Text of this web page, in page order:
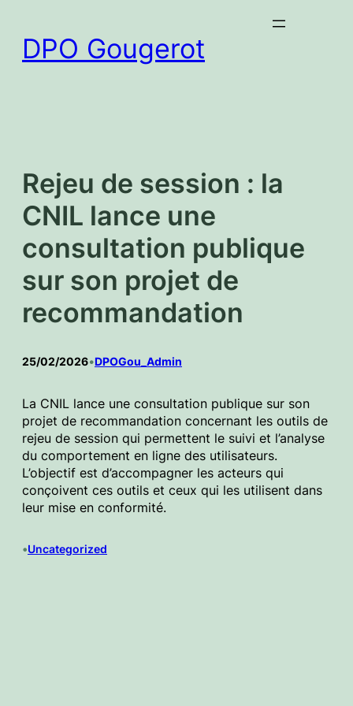
contenu
DPO Gougerot
Rejeu de session : la
CNIL lance une
consultation publique
sur son projet de
recommandation
25/02/2026•DPOGou_Admin
La CNIL lance une consultation publique sur son
projet de recommandation concernant les outils de
rejeu de session qui permettent le suivi et l’analyse
du comportement en ligne des utilisateurs.
L’objectif est d’accompagner les acteurs qui
conçoivent ces outils et ceux qui les utilisent dans
leur mise en conformité.
•Uncategorized